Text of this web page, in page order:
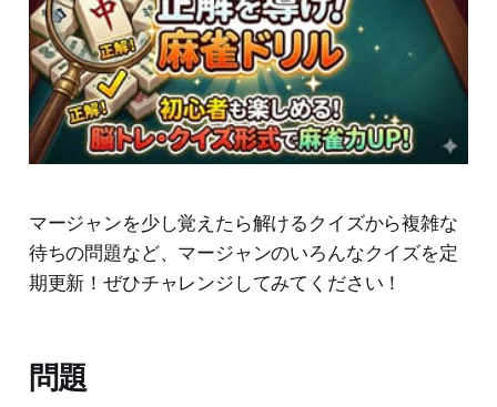
マージャンを少し覚えたら解けるクイズから複雑な
待ちの問題など、マージャンのいろんなクイズを定
期更新！ぜひチャレンジしてみてください！
問題